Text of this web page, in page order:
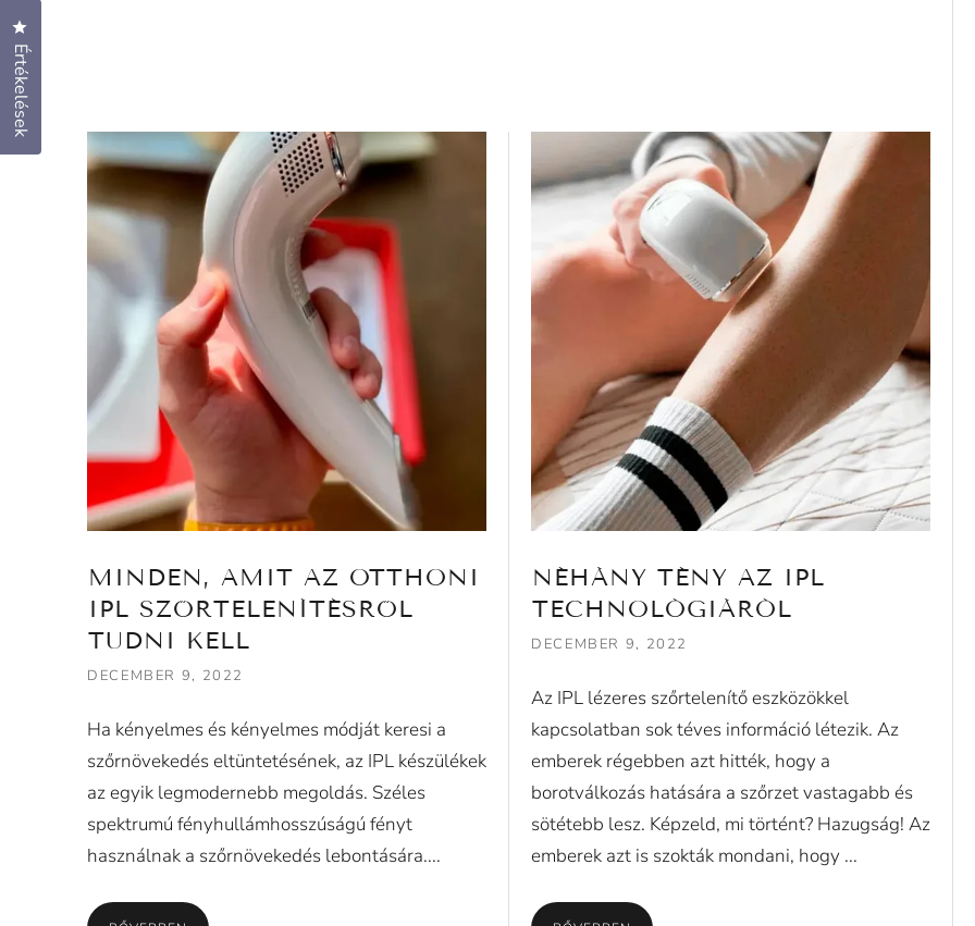
MINDEN, AMIT AZ OTTHONI
IPL SZŐRTELENÍTÉSRŐL
TUDNI KELL
DECEMBER 9, 2022
Ha kényelmes és kényelmes módját keresi a
szőrnövekedés eltüntetésének, az IPL készülékek
az egyik legmodernebb megoldás. Széles
spektrumú fényhullámhosszúságú fényt
használnak a szőrnövekedés lebontására....
NÉHÁNY TÉNY AZ IPL
TECHNOLÓGIÁRÓL
DECEMBER 9, 2022
Az IPL lézeres szőrtelenítő eszközökkel
kapcsolatban sok téves információ létezik. Az
emberek régebben azt hitték, hogy a
borotválkozás hatására a szőrzet vastagabb és
sötétebb lesz. Képzeld, mi történt? Hazugság! Az
emberek azt is szokták mondani, hogy ...
Értékelések
Kattintson az értékelések párbeszédpanel megnyitásához